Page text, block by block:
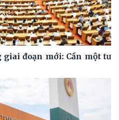
đoạn mới: Cần một tư